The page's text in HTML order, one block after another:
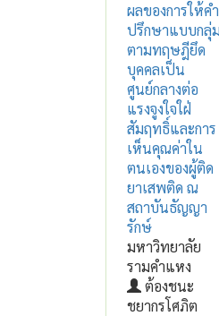
ผลของการให้คำ
ปรึกษาแบบกลุ่ม
ตามทฤษฎียึด
บุคคลเป็น
ศูนย์กลางต่อ
แรงจูงใจใฝ่
สัมฤทธิ์และการ
เห็นคุณค่าใน
ตนเองของผู้ติด
ยาเสพติด ณ
สถาบันธัญญา
รักษ์
มหาวิทยาลัย
รามคำแหง
ต้องชนะ
ชยากรโศภิต